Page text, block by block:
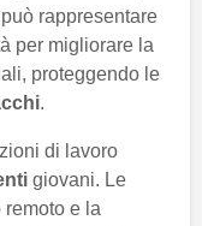
rappresentare
per migliorare la
proteggendo le
.
di lavoro
giovani. Le
e la